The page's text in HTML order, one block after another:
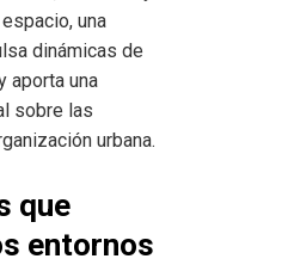
una
dinámicas de
aporta una
sobre las
urbana.
que
entornos